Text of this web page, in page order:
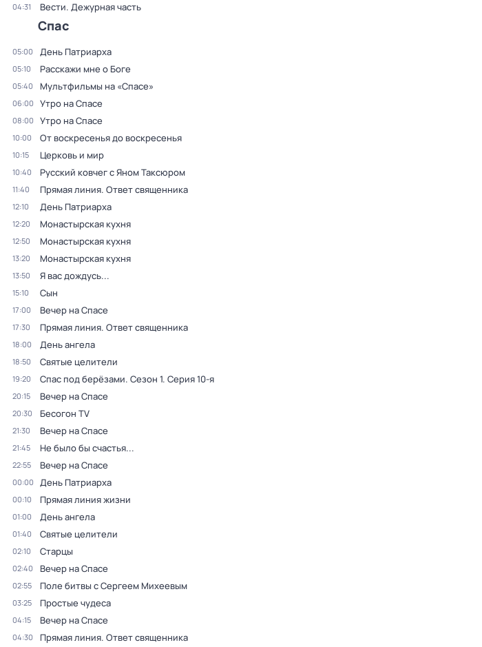
04:31 Вести. Дежурная часть
Спас
05:00 Дeнь Патриаpха
05:10 Расскажи мне о Боге
05:40 Мультфильмы на «Спасе»
06:00 Утро на Спасе
08:00 Утро на Спасе
10:00 От воскресенья до воскресенья
10:15 Церковь и мир
10:40 Русский ковчег с Яном Таксюром
11:40 Прямая линия. Ответ священника
12:10 Дeнь Патриаpха
12:20 Монастырская кухня
12:50 Монастырская кухня
13:20 Монастырская кухня
13:50 Я вас дождусь...
15:10 Сын
17:00 Вечер на Спасе
17:30 Прямая линия. Ответ священника
18:00 День ангела
18:50 Святые целители
19:20 Спас под берёзами. Сезон 1. Серия 10-я
20:15 Вечер на Спасе
20:30 Бесогон TV
21:30 Вечер на Спасе
21:45 Не было бы счастья...
22:55 Вечер на Спасе
00:00 Дeнь Патриаpха
00:10 Прямая линия жизни
01:00 День ангела
01:40 Святые целители
02:10 Старцы
02:40 Вечер на Спасе
02:55 Поле битвы с Сергеем Михеевым
03:25 Простые чудеса
04:15 Вечер на Спасе
04:30 Прямая линия. Ответ священника